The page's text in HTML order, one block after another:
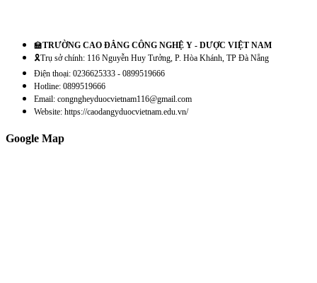
🏫TRƯỜNG CAO ĐẲNG CÔNG NGHỆ Y - DƯỢC VIỆT NAM
🎗️Trụ sở chính: 116 Nguyễn Huy Tưởng, P. Hòa Khánh, TP Đà Nẵng
Điện thoại: 0236625333 - 0899519666
Hotline: 0899519666
Email: congngheyduocvietnam116@gmail.com
Website: https://caodangyduocvietnam.edu.vn/
Google Map